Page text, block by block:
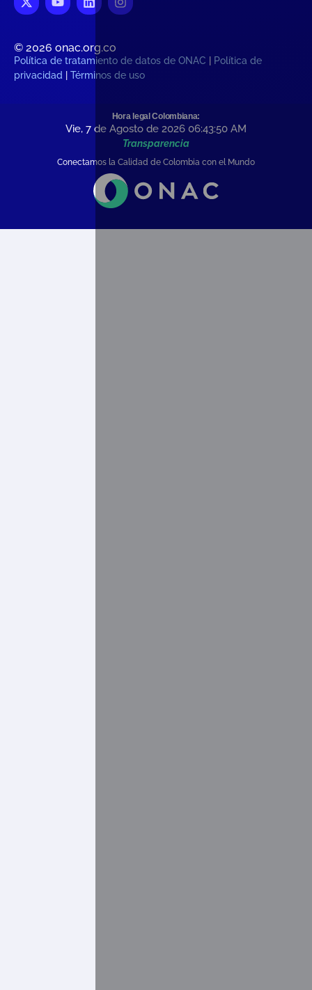
© 2026 onac.org.co​
Política de tratamiento de datos de ONAC
Política de
privacidad
Términos de uso
Hora legal Colombiana:
Vie, 7 de Agosto de 2026 06:43:51 AM
Transparencia
Conectamos la Calidad de Colombia con el Mundo